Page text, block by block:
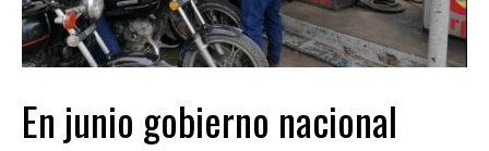
En junio gobierno nacional